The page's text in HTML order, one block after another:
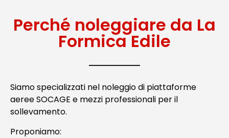
Perché noleggiare da La
Formica Edile
Siamo specializzati nel noleggio di piattaforme
aeree SOCAGE e mezzi professionali per il
sollevamento.
Proponiamo: